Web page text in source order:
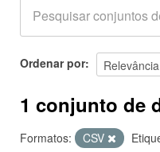
Grupos
Sobre
Ordenar por
1 conjunto de
Formatos: CSV